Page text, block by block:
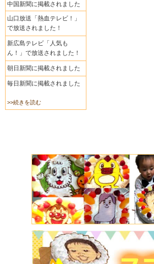
中国新聞に掲載されました
山口放送「熱血テレビ！」
で放送されました！
新広島テレビ「人気も
ん！」で放送されました！
朝日新聞に掲載されました
毎日新聞に掲載されました
>>続きを読む